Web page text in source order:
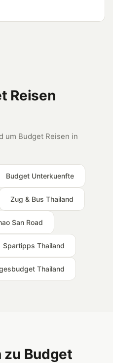
Reisen
um Budget Reisen in
Budget Unterkuenfte
Zug & Bus Thailand
San Road
Spartipps Thailand
Thailand
zu Budget